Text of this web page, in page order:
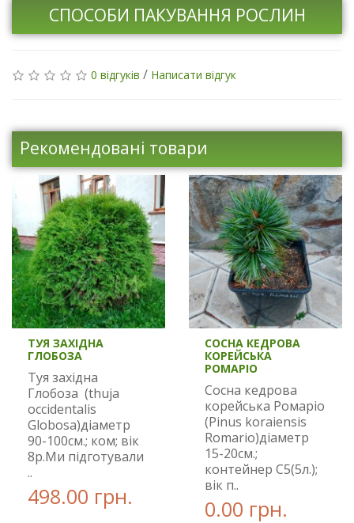
СПОСОБИ ПАКУВАННЯ РОСЛИН
0 відгуків / Написати відгук
Рекомендовані товари
ТУЯ ЗАХІДНА
ГЛОБОЗА
Туя західна
Глобоза (thuja
occidentalis
Globosa)діаметр
90-100см.; ком; вік
8р.Ми підготували
..
498.00 грн.
СОСНА КЕДРОВА
КОРЕЙСЬКА
РОМАРІО
Сосна кедрова
корейська Ромаріо
(Pinus koraiensis
Romario)діаметр
15-20см.;
контейнер С5(5л.);
вік п..
0.00 грн.